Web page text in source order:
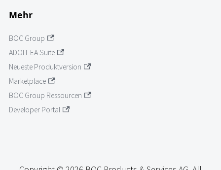
Mehr
BOC Group
ADOIT EA Suite
Neueste Produktversion
Marketplace
BOC Group Ressourcen
Developer Portal